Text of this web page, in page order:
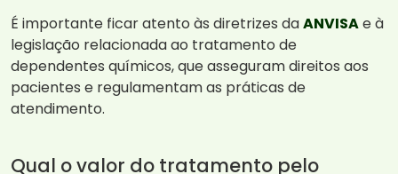
É importante ficar atento às diretrizes daANVISAe à
legislação relacionada ao tratamento de
dependentes químicos, que asseguram direitos aos
pacientes e regulamentam as práticas de
atendimento.
Qual o valor do tratamento pelo